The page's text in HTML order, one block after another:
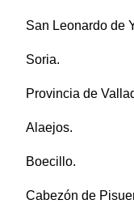
San Leonardo de
Soria.
Provincia de
Alaejos.
Boecillo.
Cabezón de